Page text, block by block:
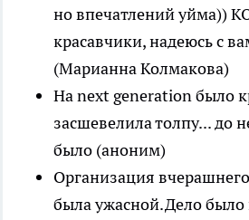
но впечатлений уйма))
красавчики, надеюсь с
(Марианна Колмакова)
На next generation было
засшевелила толпу... до
было (аноним)
Организация
была ужасной.Дело